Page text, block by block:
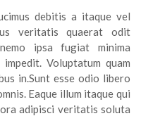
debitis a itaque vel
veritatis quaerat odit
ipsa fugiat minima
Voluptatum quam
in.Sunt esse odio libero
Eaque illum itaque qui
adipisci veritatis soluta